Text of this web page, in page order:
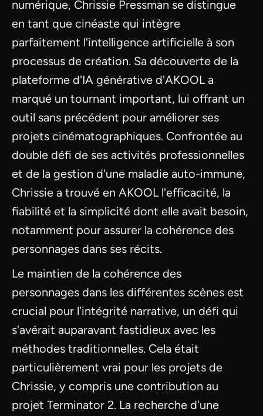
numérique, Chrissie Pressman se distingue
en tant que cinéaste qui intègre
parfaitement l'intelligence artificielle à son
processus de création. Sa découverte de la
plateforme d'IA générative d'AKOOL a
marqué un tournant important, lui offrant un
outil sans précédent pour améliorer ses
projets cinématographiques. Confrontée au
double défi de ses activités professionnelles
et de la gestion d'une maladie auto-immune,
Chrissie a trouvé en AKOOL l'efficacité, la
fiabilité et la simplicité dont elle avait besoin,
notamment pour assurer la cohérence des
personnages dans ses récits.
Le maintien de la cohérence des
personnages dans les différentes scènes est
crucial pour l'intégrité narrative, un défi qui
s'avérait auparavant fastidieux avec les
méthodes traditionnelles. Cela était
particulièrement vrai pour les projets de
Chrissie, y compris une contribution au
projet Terminator 2. La recherche d'une